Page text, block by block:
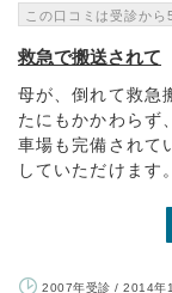
この口コミは受診から
救急で搬送されて
母が、倒れて救急
たにもかかわらず
車場も完備されて
していただけます
2007年受診 / 2014年